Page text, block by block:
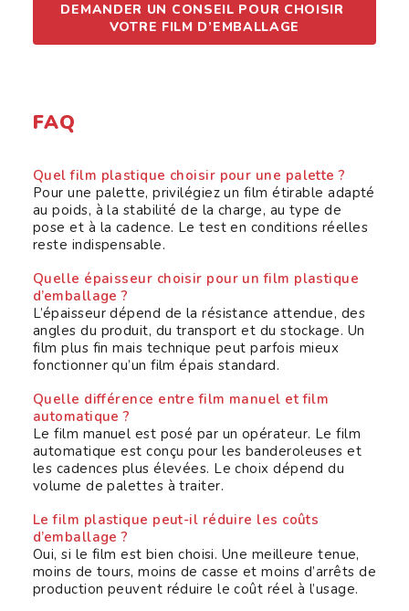
DEMANDER UN CONSEIL POUR CHOISIR
VOTRE FILM D’EMBALLAGE
FAQ
Quel film plastique choisir pour une palette ?
Pour une palette, privilégiez un film étirable adapté
au poids, à la stabilité de la charge, au type de
pose et à la cadence. Le test en conditions réelles
reste indispensable.
Quelle épaisseur choisir pour un film plastique
d’emballage ?
L’épaisseur dépend de la résistance attendue, des
angles du produit, du transport et du stockage. Un
film plus fin mais technique peut parfois mieux
fonctionner qu’un film épais standard.
Quelle différence entre film manuel et film
automatique ?
Le film manuel est posé par un opérateur. Le film
automatique est conçu pour les banderoleuses et
les cadences plus élevées. Le choix dépend du
volume de palettes à traiter.
Le film plastique peut-il réduire les coûts
d’emballage ?
Oui, si le film est bien choisi. Une meilleure tenue,
moins de tours, moins de casse et moins d’arrêts de
production peuvent réduire le coût réel à l’usage.